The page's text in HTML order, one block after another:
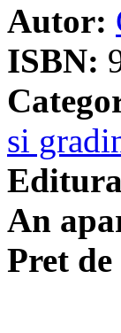
Autor:
ISBN:
si
An
Pret